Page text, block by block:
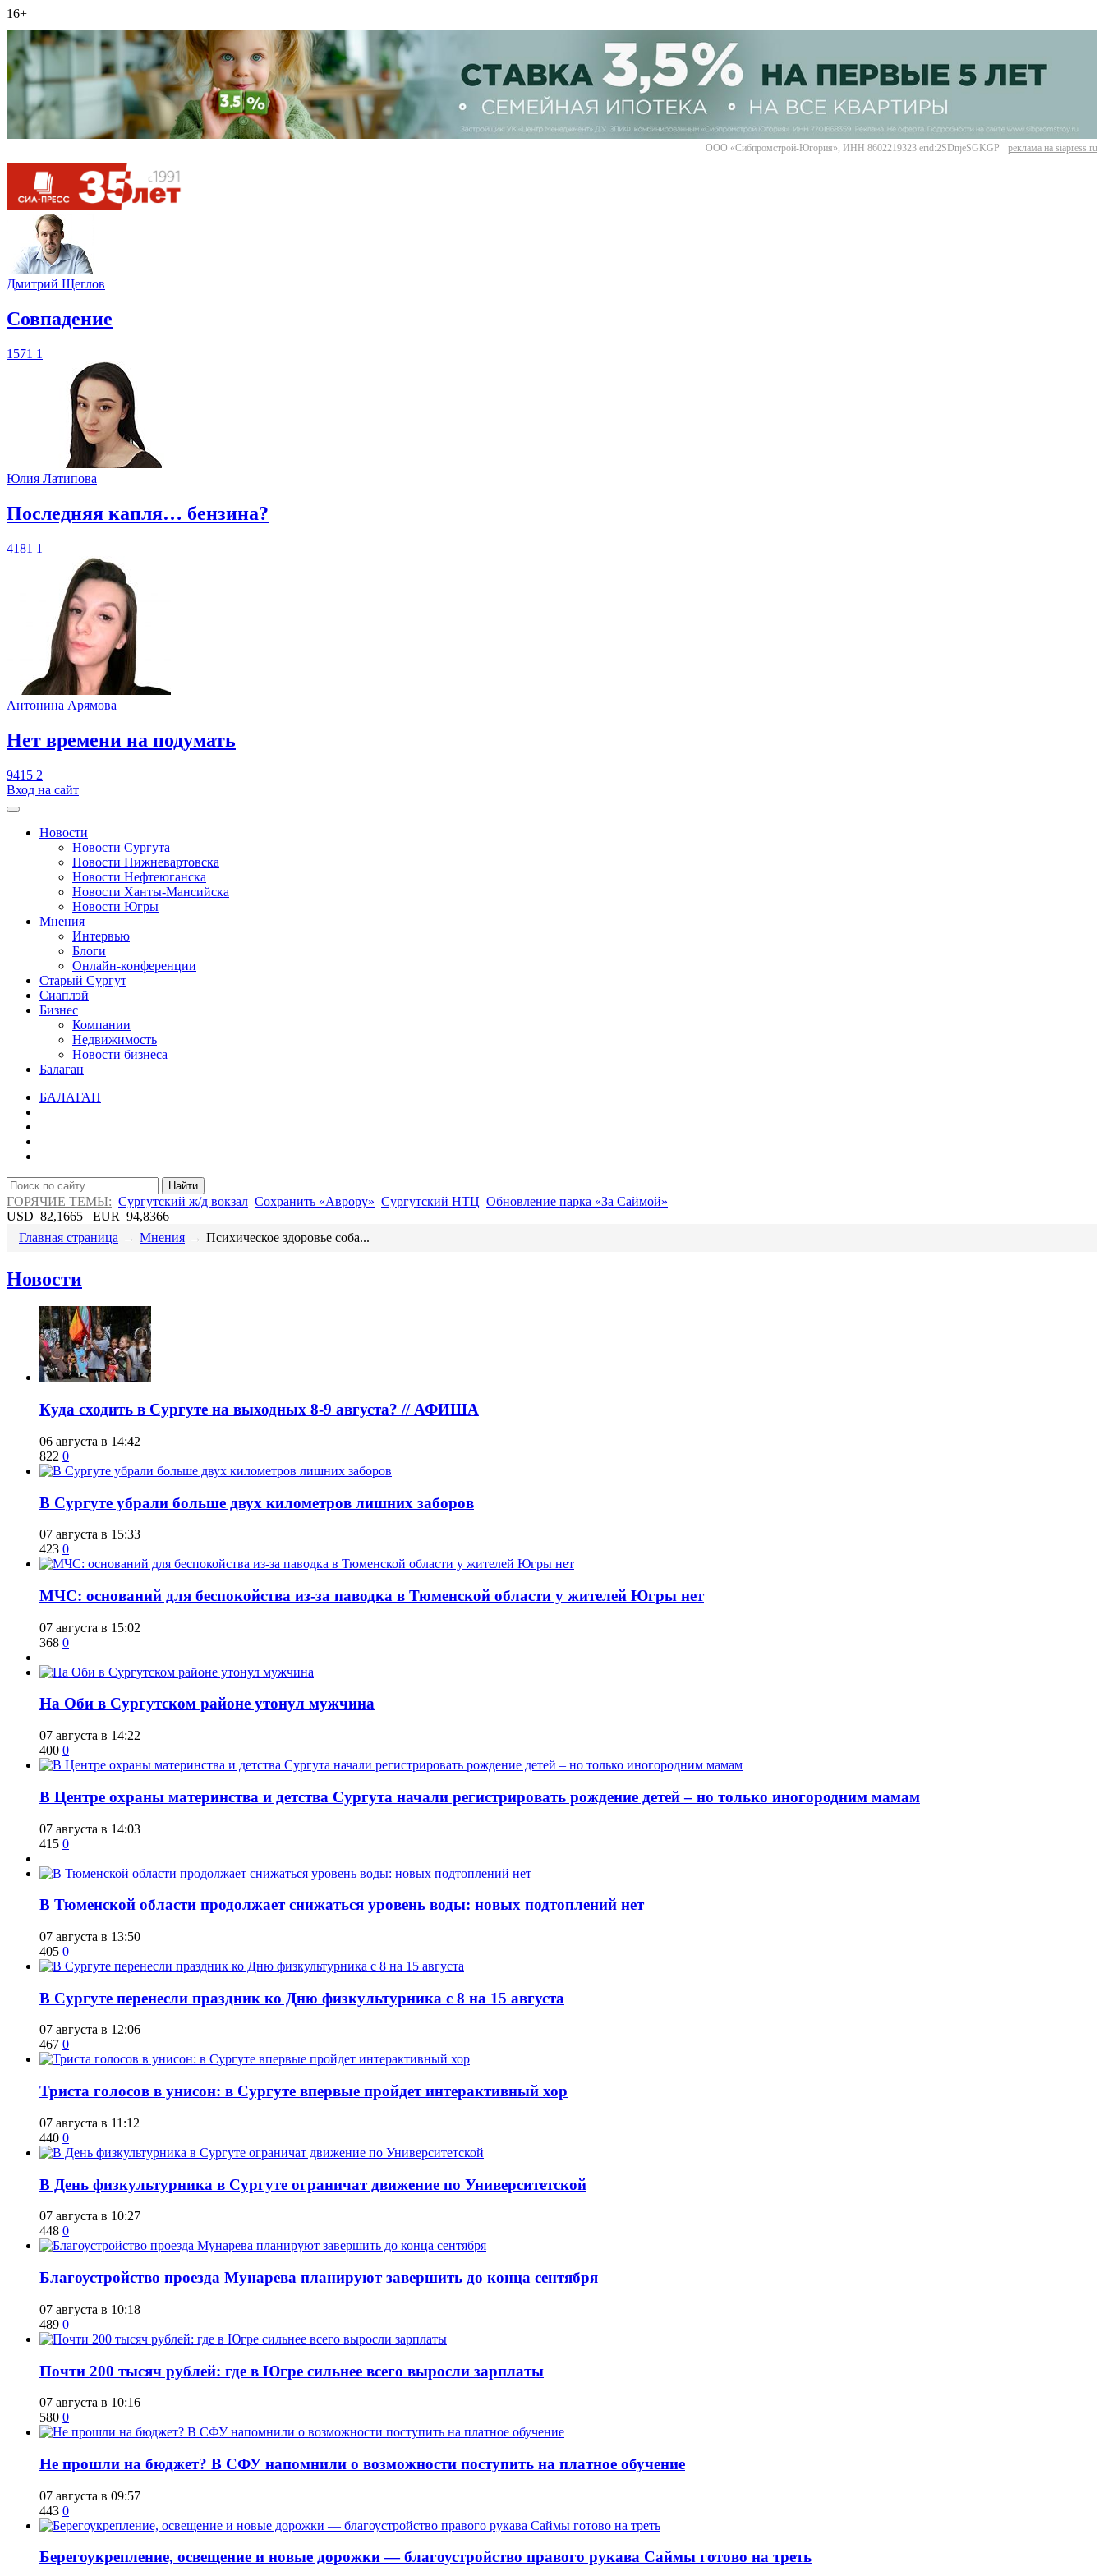
16+
ООО «Сибпромстрой-Югория», ИНН 8602219323 erid:2SDnjeSGKGP реклама на siapress.ru
Дмитрий Щеглов
​Совпадение
1571 1
Юлия Латипова
​Последняя капля… бензина?
4181 1
Антонина Арямова
​Нет времени на подумать
9415 2
Вход на сайт
Новости
Новости Сургута
Новости Нижневартовска
Новости Нефтеюганска
Новости Ханты-Мансийска
Новости Югры
Мнения
Интервью
Блоги
Онлайн-конференции
Старый Сургут
Сиаплэй
Бизнес
Компании
Недвижимость
Новости бизнеса
Балаган
БАЛАГАН
Найти
ГОРЯЧИЕ ТЕМЫ: Сургутский ж/д вокзал Сохранить «Аврору» Сургутский НТЦ Обновление парка «За Саймой»
USD 82,1665 EUR 94,8366
Главная страница → Мнения → ​Психическое здоровье соба...
Новости
​Куда сходить в Сургуте на выходных 8-9 августа? // АФИША
06 августа в 14:42
822 0
​В Сургуте убрали больше двух километров лишних заборов
07 августа в 15:33
423 0
​МЧС: оснований для беспокойства из-за паводка в Тюменской области у жителей Югры нет
07 августа в 15:02
368 0
​На Оби в Сургутском районе утонул мужчина
07 августа в 14:22
400 0
​В Центре охраны материнства и детства Сургута начали регистрировать рождение детей – но только иногородним мамам
07 августа в 14:03
415 0
​В Тюменской области продолжает снижаться уровень воды: новых подтоплений нет
07 августа в 13:50
405 0
​В Сургуте перенесли праздник ко Дню физкультурника с 8 на 15 августа
07 августа в 12:06
467 0
​Триста голосов в унисон: в Сургуте впервые пройдет интерактивный хор
07 августа в 11:12
440 0
​В День физкультурника в Сургуте ограничат движение по Университетской
07 августа в 10:27
448 0
Благоустройство проезда Мунарева планируют завершить до конца сентября
07 августа в 10:18
489 0
​Почти 200 тысяч рублей: где в Югре сильнее всего выросли зарплаты
07 августа в 10:16
580 0
Не прошли на бюджет? В СФУ напомнили о возможности поступить на платное обучение
07 августа в 09:57
443 0
Берегоукрепление, освещение и новые дорожки — благоустройство правого рукава Саймы готово на треть